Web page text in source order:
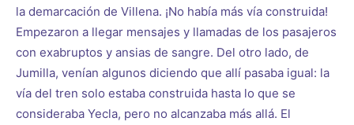
la demarcación de Villena. ¡No había más vía construida!
Empezaron a llegar mensajes y llamadas de los pasajeros
con exabruptos y ansias de sangre. Del otro lado, de
Jumilla, venían algunos diciendo que allí pasaba igual: la
vía del tren solo estaba construida hasta lo que se
consideraba Yecla, pero no alcanzaba más allá. El